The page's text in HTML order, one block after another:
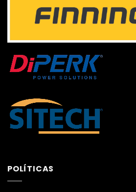
POLÍTICAS